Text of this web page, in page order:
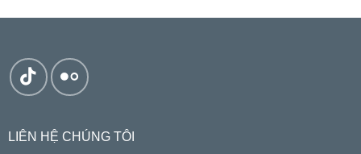
LIÊN HỆ CHÚNG TÔI